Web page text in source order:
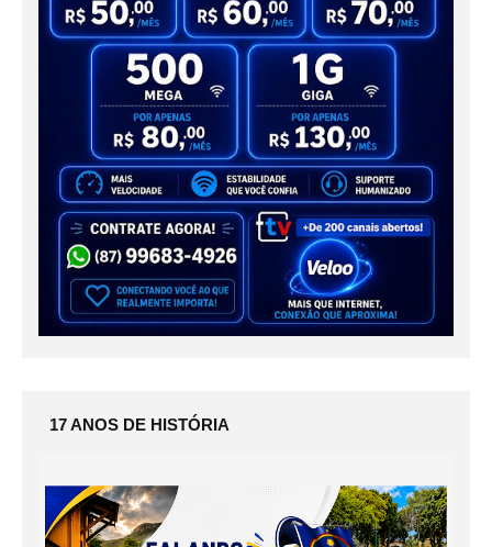
17 ANOS DE HISTÓRIA